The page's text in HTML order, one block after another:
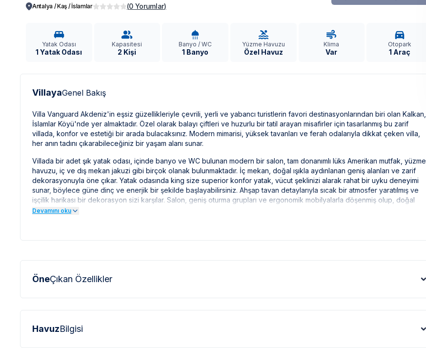
Antalya / Kaş / İslamlar (0 Yorumlar)
Yatak Odası
1 Yatak Odası
Kapasitesi
2 Kişi
Banyo / WC
1 Banyo
Yüzme Havuzu
Özel Havuz
Klima
Var
Otopark
1 Araç
VillayaGenel Bakış
Villa Vanguard Akdeniz'in eşsiz güzellikleriyle çevrili, yerli ve yabancı turistlerin favori destinasyonlarından biri olan Kalkan,
İslamlar Köyü'nde yer almaktadır. Özel olarak balayı çiftleri ve huzurlu bir tatil arayan misafirler için tasarlanmış bu zarif
villada, konfor ve estetiği bir arada bulacaksınız. Modern mimarisi, yüksek tavanları ve ferah odalarıyla dikkat çeken villa,
her anın tadını çıkarabileceğiniz bir yaşam alanı sunar.
Villada bir adet şık yatak odası, içinde banyo ve WC bulunan modern bir salon, tam donanımlı lüks Amerikan mutfak, yüzme
havuzu, iç ve dış mekan jakuzi gibi birçok olanak bulunmaktadır. İç mekan, doğal ışıkla aydınlanan geniş alanları ve zarif
dekorasyonuyla öne çıkar. Yatak odasında king size superior konfor yatak, vücut şeklinizi alarak rahat bir uyku deneyimi
sunar, böylece güne dinç ve enerjik bir şekilde başlayabilirsiniz. Ahşap tavan detaylarıyla sıcak bir atmosfer yaratılmış ve
işçilik harikası bir dekorasyon sizi karşılar. Salon, geniş oturma grupları ve ergonomik mobilyalarla döşenmiş olup, doğal
ışığın odada bolca yer bulması sağlanmıştır. Modern TV-DVD ünitesi ve uydu alıcılı satellite sistemi ile eğlenceli zamanlar
gibi pratik mutfak cihazları villa kalitesine uygun olarak seçilmiştir.
*** VİLLA İLE İLGİLİ KRİTİK BİLGİLER
profesyonel fotoğraf makinaları ile çekilmektedir. Bu nedenle resimler üzerinde yer alan objeler gerçeğinden daha büyük
Devamını oku
ÖneÇıkan Özellikler
HavuzBilgisi